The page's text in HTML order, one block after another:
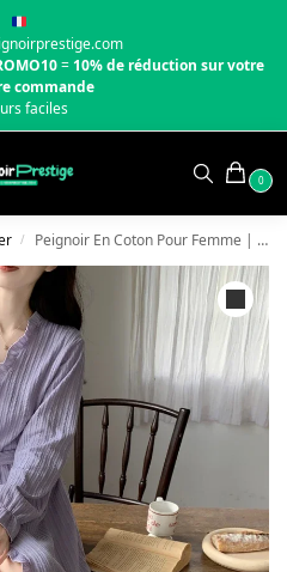
=10% de réduction sur votre
commande
faciles
0
/ Peignoir En Coton Pour Femme | Léger